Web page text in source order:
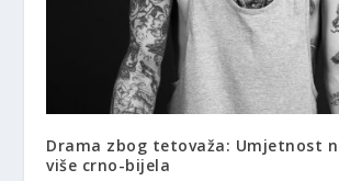
Drama zbog tetovaža: Umjetnost
više crno-bijela